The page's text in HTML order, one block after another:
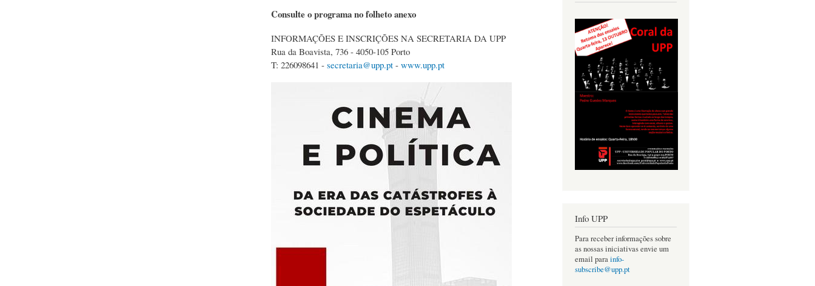
Consulte o programa no folheto anexo
INFORMAÇÕES E INSCRIÇÕES NA SECRETARIA DA UPP
Rua da Boavista, 736 - 4050-105 Porto
T: 226098641 - secretaria@upp.pt - www.upp.pt
Info UPP
Para receber informações sobre
as nossas iniciativas envie um
email parainfo-
subscribe@upp.pt